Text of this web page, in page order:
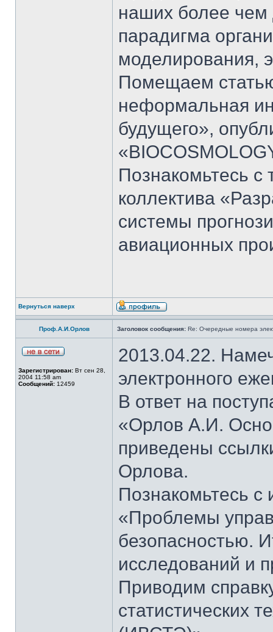
наших более чем
парадигма
моделирования,
Помещаем
неформальная
будущего»,
Познакомьтесь с
коллектива
системы
авиационных
Вернуться наверх
Проф.А.И.Орлов Заголовок сообщения: Re: Очередные номера
Зарегистрирован: Вт сен 28,
2004 11:58 am
Сообщений: 12459
2013.04.22.
электронного
В ответ на
«Орлов А.И.
приведены
Орлова.
Познакомьтесь
«Проблемы
безопасностью.
исследований и
Приводим
статистических